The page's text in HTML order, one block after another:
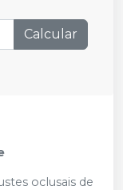
Calcular
oclusais de